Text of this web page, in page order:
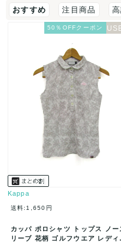
おすすめ 注目商品
50％OFFクーポン
Kappa
送料:1,650円
カッパ ポロシャツ トップス ノー
リーブ 花柄 ゴルフウエア レディ